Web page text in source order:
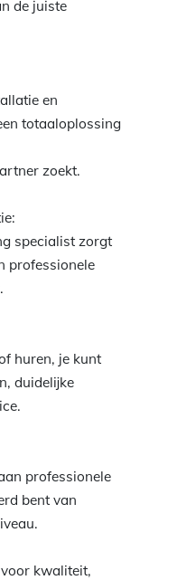
de juiste
en
totaaloplossing
zoekt.
specialist zorgt
professionele
huren, je kunt
duidelijke
professionele
bent van
kwaliteit,